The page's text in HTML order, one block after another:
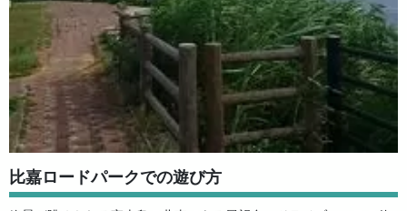
比嘉ロードパークでの遊び方